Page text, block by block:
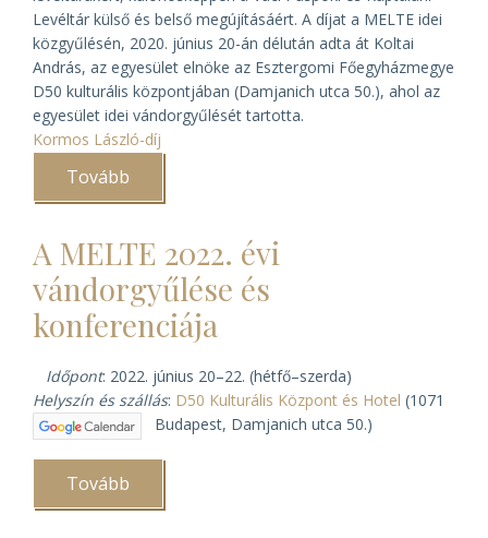
Levéltár külső és belső megújításáért. A díjat a MELTE idei
közgyűlésén, 2020. június 20-án délután adta át Koltai
András, az egyesület elnöke az Esztergomi Főegyházmegye
D50 kulturális központjában (Damjanich utca 50.), ahol az
egyesület idei vándorgyűlését tartotta.
Kormos László-díj
Tovább
díjat
Varga
Lajos
váci
segédpüspök)
A MELTE 2022. évi
vándorgyűlése és
konferenciája
Időpont: 2022. június 20–22. (hétfő–szerda)
Helyszín és szállás: D50 Kulturális Központ és Hotel (1071
Budapest, Damjanich utca 50.)
Tovább
2022.